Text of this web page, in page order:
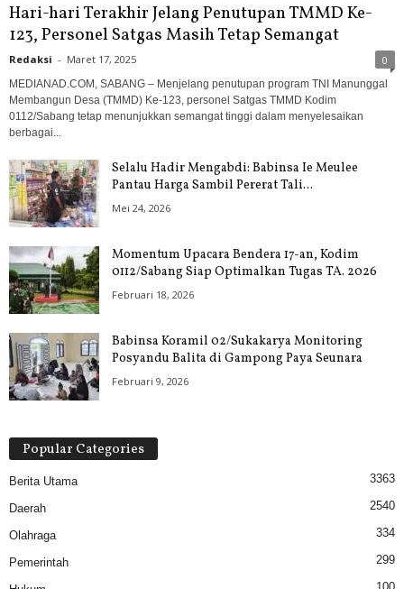
Hari-hari Terakhir Jelang Penutupan TMMD Ke-
123, Personel Satgas Masih Tetap Semangat
Redaksi - Maret 17, 2025 0
MEDIANAD.COM, SABANG – Menjelang penutupan program TNI Manunggal
Membangun Desa (TMMD) Ke-123, personel Satgas TMMD Kodim
0112/Sabang tetap menunjukkan semangat tinggi dalam menyelesaikan
berbagai...
Selalu Hadir Mengabdi: Babinsa Ie Meulee
Pantau Harga Sambil Pererat Tali...
Mei 24, 2026
Momentum Upacara Bendera 17-an, Kodim
0112/Sabang Siap Optimalkan Tugas TA. 2026
Februari 18, 2026
Babinsa Koramil 02/Sukakarya Monitoring
Posyandu Balita di Gampong Paya Seunara
Februari 9, 2026
Popular Categories
Berita Utama 3363
Daerah 2540
Olahraga 334
Pemerintah 299